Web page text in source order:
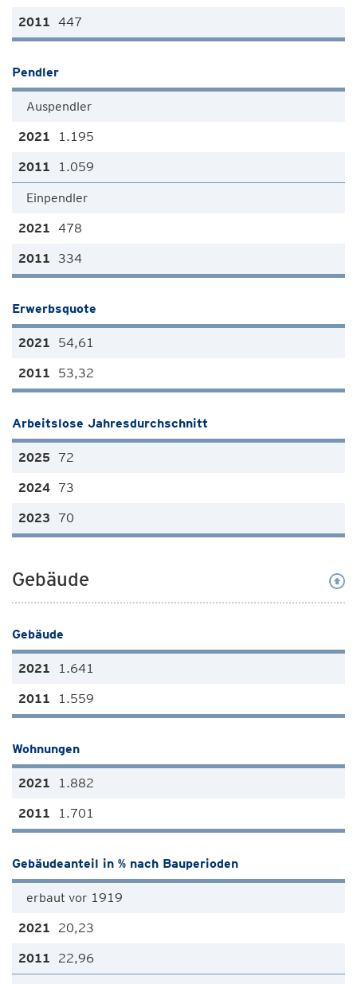
447
Pendler
Auspendler
1.195
1.059
Einpendler
478
334
Erwerbsquote
54,61
53,32
Arbeitslose Jahresdurchschnitt
72
73
70
Gebäude
Gebäude
1.641
1.559
Wohnungen
1.882
1.701
Gebäudeanteil in % nach Bauperioden
erbaut vor 1919
20,23
22,96